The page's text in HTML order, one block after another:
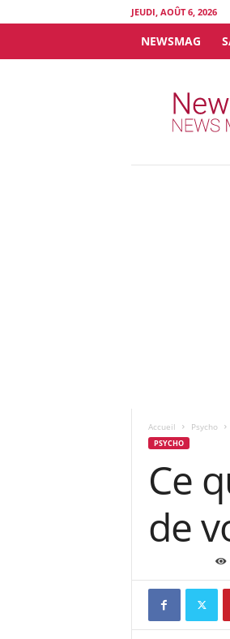
JEUDI, AOÛT 6, 2026
NEWSMAG
Accueil Psycho
PSYCHO
Ce
de